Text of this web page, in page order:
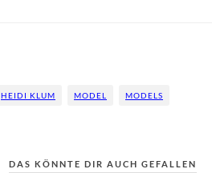
HEIDI KLUM MODEL MODELS
DAS KÖNNTE DIR AUCH GEFALLEN